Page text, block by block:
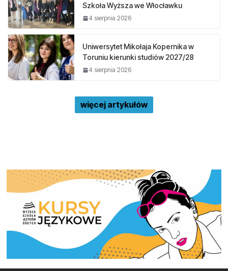
Szkoła Wyższa we Włocławku
4 sierpnia 2026
Uniwersytet Mikołaja Kopernika w
Toruniu kierunki studiów 2027/28
4 sierpnia 2026
więcej artykułów